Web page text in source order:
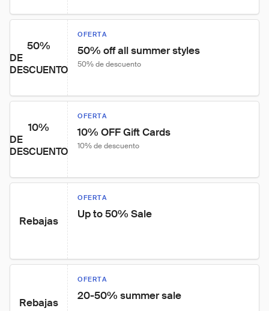
50%
DE
DESCUENTO
OFERTA
50% off all summer styles
50% de descuento
10%
DE
DESCUENTO
OFERTA
10% OFF Gift Cards
10% de descuento
Rebajas
OFERTA
Up to 50% Sale
Rebajas
OFERTA
20-50% summer sale